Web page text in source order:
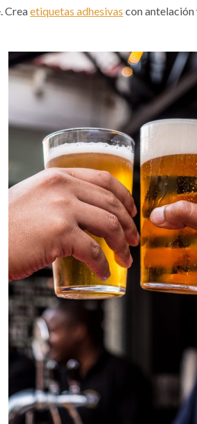
Creaetiquetas adhesivas con antelación